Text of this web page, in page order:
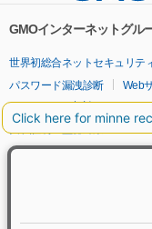
GMOインターネットグル
世界初総合ネットセキュリテ
パスワード漏洩診断
Web
セキュリティ相談AIチャット
実在証明・盗聴対策
サイバー攻撃対策（GMOサ